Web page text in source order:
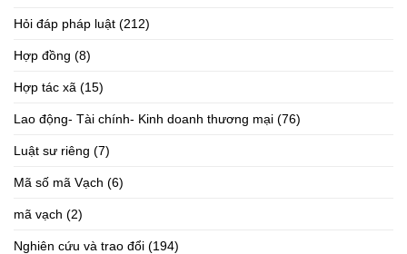
Hỏi đáp pháp luật (212)
Hợp đồng (8)
Hợp tác xã (15)
Lao động- Tài chính- Kinh doanh thương mại (76)
Luật sư riêng (7)
Mã số mã Vạch (6)
mã vạch (2)
Nghiên cứu và trao đổi (194)